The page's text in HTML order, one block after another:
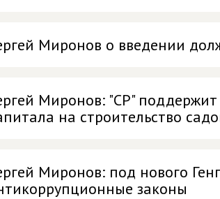
Миронов о введении
Миронов: "СР"
на строительство
Миронов: под нового
законы